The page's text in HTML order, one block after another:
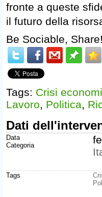
fronte a queste
il futuro della
Be Sociable, Share!
Tags: Crisi
Lavoro, Politica,
Dati
Data
Categoria
Tags